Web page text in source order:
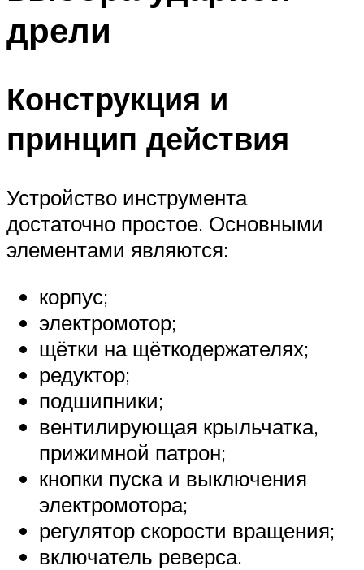
дрели
Конструкция и
принцип действия
Устройство инструмента
достаточно простое. Основными
элементами являются:
корпус;
электромотор;
щётки на щёткодержателях;
редуктор;
подшипники;
вентилирующая крыльчатка,
прижимной патрон;
кнопки пуска и выключения
электромотора;
регулятор скорости вращения;
включатель реверса.